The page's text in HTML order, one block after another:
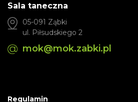
Sala taneczna
05-091 Ząbki
ul. Piłsudskiego 2
mok@mok.zabki.pl
Regulamin